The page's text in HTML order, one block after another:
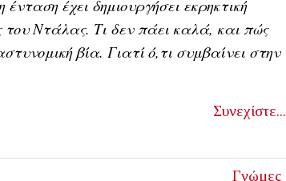
έχει δημιουργήσει εκρηκτική
Ντάλας. Τι δεν πάει καλά, και πώς
βία. Γιατί ό,τι συμβαίνει στην
Συνεχίστε...
Γνώμες